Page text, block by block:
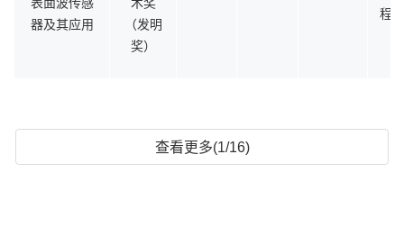
器及其应用
（发明
奖）
程
查看更多(1/16)